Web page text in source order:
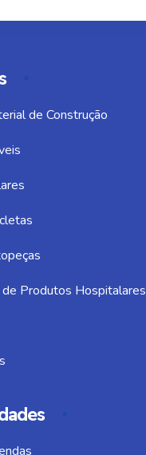
de Construção
Produtos Hospitalares